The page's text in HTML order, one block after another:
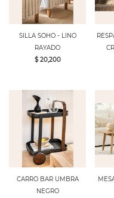
SILLA SOHO - LINO
RAYADO
$ 20,200
CARRO BAR UMBRA
NEGRO